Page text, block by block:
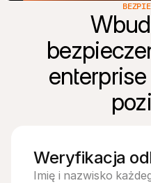
Weryfikacja
Imię i nazwisko